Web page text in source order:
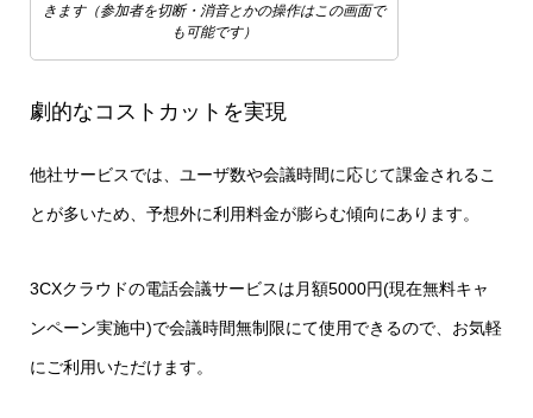
きます（参加者を切断・消音とかの操作はこの画面で
も可能です）
劇的なコストカットを実現
他社サービスでは、ユーザ数や会議時間に応じて課金されるこ
とが多いため、予想外に利用料金が膨らむ傾向にあります。
3CXクラウドの電話会議サービスは月額5000円(現在無料キャ
ンペーン実施中)で会議時間無制限にて使用できるので、お気軽
にご利用いただけます。